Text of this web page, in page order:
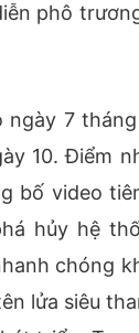
phô
7
10. Điểm
bố video
hủy hệ
chóng
lửa siêu